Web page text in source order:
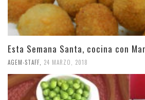
Esta Semana Santa, cocina con
AGEM-STAFF, 24 MARZO, 2018